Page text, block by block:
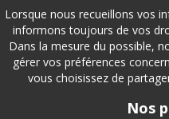
Lorsque nous recueillons vos
informons toujours de vos
Dans la mesure du possible,
gérer vos préférences
vous choisissez de
Nos